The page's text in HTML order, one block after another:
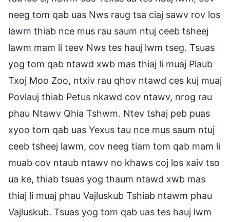
neeg tom qab uas Nws raug tsa ciaj sawv rov los
lawm thiab nce mus rau saum ntuj ceeb tsheej
lawm mam li teev Nws tes hauj lwm tseg. Tsuas
yog tom qab ntawd xwb mas thiaj li muaj Plaub
Txoj Moo Zoo, ntxiv rau qhov ntawd ces kuj muaj
Povlauj thiab Petus nkawd cov ntawv, nrog rau
phau Ntawv Qhia Tshwm. Ntev tshaj peb puas
xyoo tom qab uas Yexus tau nce mus saum ntuj
ceeb tsheej lawm, cov neeg tiam tom qab mam li
muab cov ntaub ntawv no khaws coj los xaiv tso
ua ke, thiab tsuas yog thaum ntawd xwb mas
thiaj li muaj phau Vajluskub Tshiab ntawm phau
Vajluskub. Tsuas yog tom qab uas tes hauj lwm